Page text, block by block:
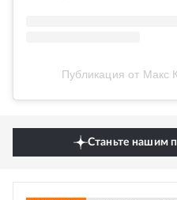
Публикация от
Станьте нашим